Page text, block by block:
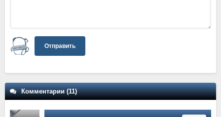
Отправить
Комментарии (11)